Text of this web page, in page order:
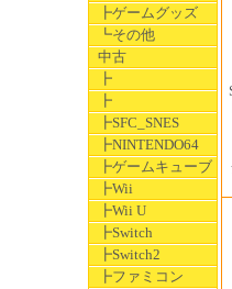
┣ゲームグッズ
┗その他
中古
┣
┣
┣SFC_SNES
┣NINTENDO64
┣ゲームキューブ
┣Wii
┣Wii U
┣Switch
┣Switch2
┣ファミコン